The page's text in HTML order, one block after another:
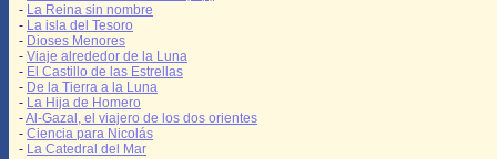
- La Reina sin nombre
- La isla del Tesoro
- Dioses Menores
- Viaje alrededor de la Luna
- El Castillo de las Estrellas
- De la Tierra a la Luna
- La Hija de Homero
-Al-Gazal, el viajero de los dos orientes
- Ciencia para Nicolás
- La Catedral del Mar